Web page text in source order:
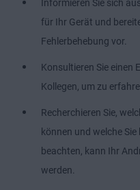
Informieren Sie sich
für Ihr Gerät und
Fehlerbehebung vor.
Konsultieren Sie einen
Kollegen, um zu
Recherchieren Sie,
können und welche
beachten, kann Ihr
werden.